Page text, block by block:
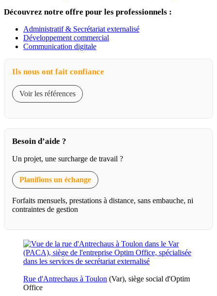
Découvrez notre offre pour les professionnels :
Administratif & Secrétariat externalisé
Développement commercial
Communication digitale
Ils nous ont fait confiance
Voir les références
Besoin d’aide ?
Un projet, une surcharge de travail ?
Planifions un échange
Forfaits mensuels, prestations à distance, sans embauche, ni
contraintes de gestion
Rue d'Antrechaus à Toulon (Var), siège social d'Optim
Office